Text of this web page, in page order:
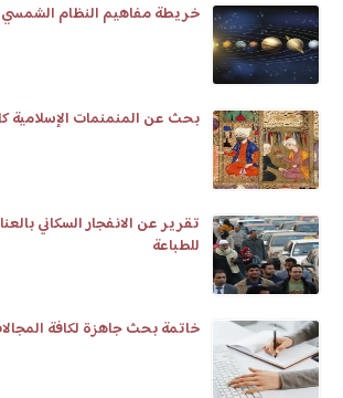
خريطة مفاهيم النظام الشمسي pdf
بحث عن المنمنمات الإسلامية
للطباعة
خاتمة بحث جاهزة لكافة